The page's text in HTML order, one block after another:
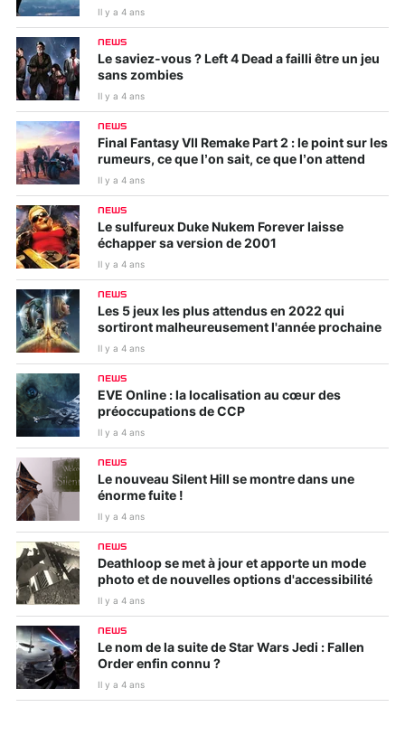
Il y a 4 ans
NEWS
Le saviez-vous ? Left 4 Dead a failli être un jeu
sans zombies
Il y a 4 ans
NEWS
Final Fantasy VII Remake Part 2 : le point sur les
rumeurs, ce que l’on sait, ce que l’on attend
Il y a 4 ans
NEWS
Le sulfureux Duke Nukem Forever laisse
échapper sa version de 2001
Il y a 4 ans
NEWS
Les 5 jeux les plus attendus en 2022 qui
sortiront malheureusement l'année prochaine
Il y a 4 ans
NEWS
EVE Online : la localisation au cœur des
préoccupations de CCP
Il y a 4 ans
NEWS
Le nouveau Silent Hill se montre dans une
énorme fuite !
Il y a 4 ans
NEWS
Deathloop se met à jour et apporte un mode
photo et de nouvelles options d'accessibilité
Il y a 4 ans
NEWS
Le nom de la suite de Star Wars Jedi : Fallen
Order enfin connu ?
Il y a 4 ans